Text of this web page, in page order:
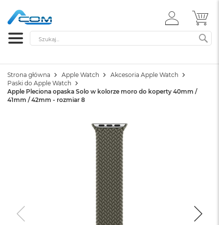
ZALOGUJ
SIĘ
Szukaj
Strona główna Apple Watch
Akcesoria Apple Watch
Paski do Apple Watch
Apple Pleciona opaska Solo w kolorze moro do koperty 40mm /
41mm / 42mm - rozmiar 8